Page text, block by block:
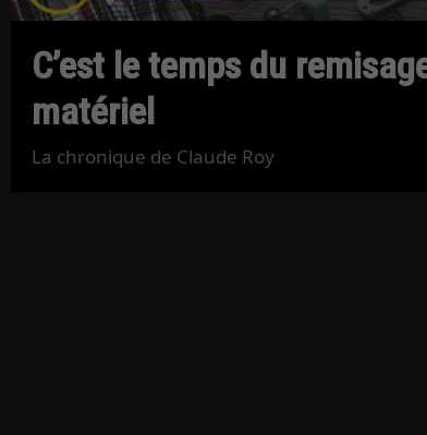
C’est le temps du
matériel
La chronique de Claude Roy